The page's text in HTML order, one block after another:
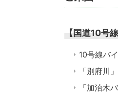
【国道10号
10号線バ
「別府川
「加治木